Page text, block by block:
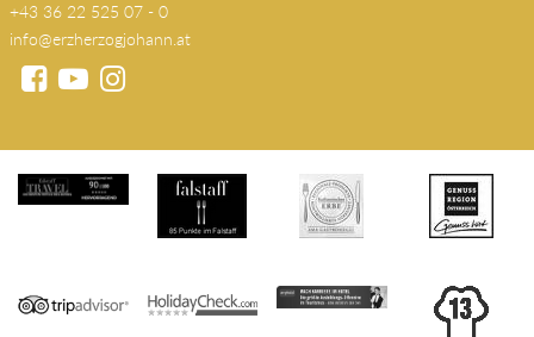
+43 36 22 525 07 - 0
info@erzherzogjohann.at